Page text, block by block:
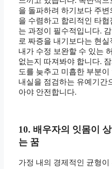
을 돌파하려 하기보다 주변
을 수렴하고 합리적인 타협
는 과정이 필수적입니다.
로 짜증을 내기보다는 현실
내가 수정 보완할 수 있는
없는지 따져봐야 합니다.
도를 늦추고 미흡한 부분이
내실을 점검하는 유예기간
아야 안전합니다.
10. 배우자의 잇몸이
는 꿈
가정 내의 경제적인 균형이